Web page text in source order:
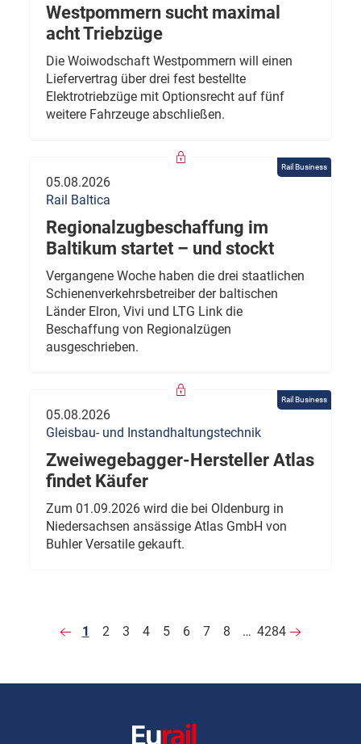
Westpommern sucht maximal
acht Triebzüge
Die Woiwodschaft Westpommern will einen
Liefervertrag über drei fest bestellte
Elektrotriebzüge mit Optionsrecht auf fünf
weitere Fahrzeuge abschließen.
Rail Business
05.08.2026
Rail Baltica
Regionalzugbeschaffung im
Baltikum startet – und stockt
Vergangene Woche haben die drei staatlichen
Schienenverkehrsbetreiber der baltischen
Länder Elron, Vivi und LTG Link die
Beschaffung von Regionalzügen
ausgeschrieben.
Rail Business
05.08.2026
Gleisbau- und Instandhaltungstechnik
Zweiwegebagger-Hersteller Atlas
findet Käufer
Zum 01.09.2026 wird die bei Oldenburg in
Niedersachsen ansässige Atlas GmbH von
Buhler Versatile gekauft.
1 2 3 4 5 6 7 8 … 4284